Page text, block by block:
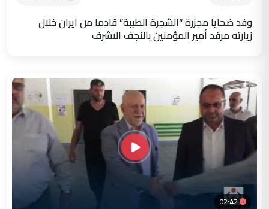
وفد ضحايا مجزرة “الشجرة الطيبة” قادما من ايران خلال
زيارته مرقد أمير المؤمنين بالنجف الاشرف
02:42